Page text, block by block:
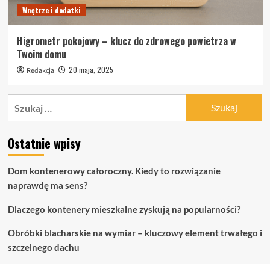
Wnętrze i dodatki
Higrometr pokojowy – klucz do zdrowego powietrza w
Twoim domu
Redakcja 20 maja, 2025
Ostatnie wpisy
Dom kontenerowy całoroczny. Kiedy to rozwiązanie
naprawdę ma sens?
Dlaczego kontenery mieszkalne zyskują na popularności?
Obróbki blacharskie na wymiar – kluczowy element trwałego i
szczelnego dachu